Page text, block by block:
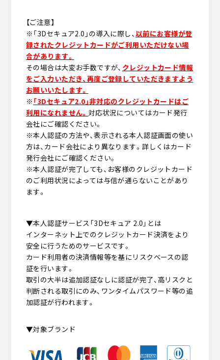
【ご注意】
※「3Dセキュア2.0」の導入に際し、以前にお客様が登
録されたクレジットカードがご利用いただけない場
合があります。
その場合は大変お手数ですが、 クレジットカード情報
をご入力いただき、再度ご登録していただきますよう
お願いいたします。
※ 「3Dセキュア2.0」非対応のクレジットカードはご
利用になれません。 対応状況についてはカード発行
会社にご確認ください。
※本人認証の方法や、表示される本人認証画面の使い
方は、カード会社により異なります。詳しくはカード
発行会社にご確認ください。
※本人認証が完了しても、お客様のクレジットカード
のご利用状況によっては与信が通らないことがあり
ます。
▼本人認証サービス「3Dセキュア 2.0」とは
インターネット上でのクレジットカード決済をより
安全に行うためのサービスです。
カード利用者の決済情報等を基にリスクベースの認
証を行います。
取引の大半は追加認証なしに認証が完了、高リスクと
判断される取引にのみ、ワンタイムパスワード等の追
加認証が行われます。
▼対象ブランド